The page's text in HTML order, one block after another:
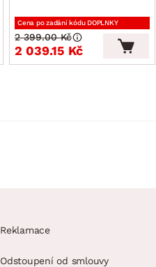
Cena po zadání kódu DOPLNKY
2 039.15 Kč
2 399.00 Kč
Reklamace
Odstoupení od smlouvy